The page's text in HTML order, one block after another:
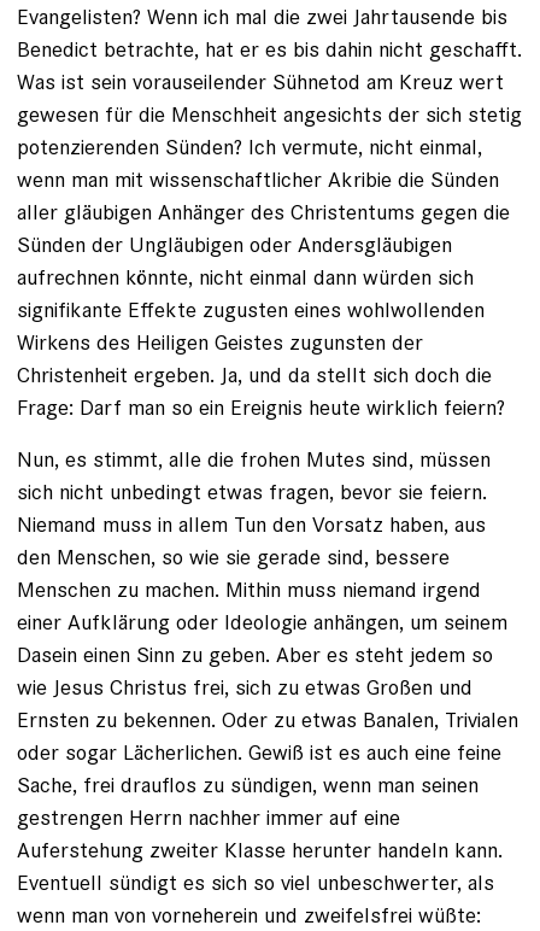
Evangelisten? Wenn ich mal die zwei Jahrtausende bis
Benedict betrachte, hat er es bis dahin nicht geschafft.
Was ist sein vorauseilender Sühnetod am Kreuz wert
gewesen für die Menschheit angesichts der sich stetig
potenzierenden Sünden? Ich vermute, nicht einmal,
wenn man mit wissenschaftlicher Akribie die Sünden
aller gläubigen Anhänger des Christentums gegen die
Sünden der Ungläubigen oder Andersgläubigen
aufrechnen könnte, nicht einmal dann würden sich
signifikante Effekte zugusten eines wohlwollenden
Wirkens des Heiligen Geistes zugunsten der
Christenheit ergeben. Ja, und da stellt sich doch die
Frage: Darf man so ein Ereignis heute wirklich feiern?
Nun, es stimmt, alle die frohen Mutes sind, müssen
sich nicht unbedingt etwas fragen, bevor sie feiern.
Niemand muss in allem Tun den Vorsatz haben, aus
den Menschen, so wie sie gerade sind, bessere
Menschen zu machen. Mithin muss niemand irgend
einer Aufklärung oder Ideologie anhängen, um seinem
Dasein einen Sinn zu geben. Aber es steht jedem so
wie Jesus Christus frei, sich zu etwas Großen und
Ernsten zu bekennen. Oder zu etwas Banalen, Trivialen
oder sogar Lächerlichen. Gewiß ist es auch eine feine
Sache, frei drauflos zu sündigen, wenn man seinen
gestrengen Herrn nachher immer auf eine
Auferstehung zweiter Klasse herunter handeln kann.
Eventuell sündigt es sich so viel unbeschwerter, als
wenn man von vorneherein und zweifelsfrei wüßte: